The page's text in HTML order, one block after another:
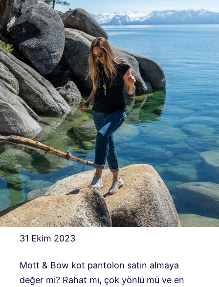
31 Ekim 2023
Mott & Bow kot pantolon satın almaya
değer mi? Rahat mı, çok yönlü mü ve en